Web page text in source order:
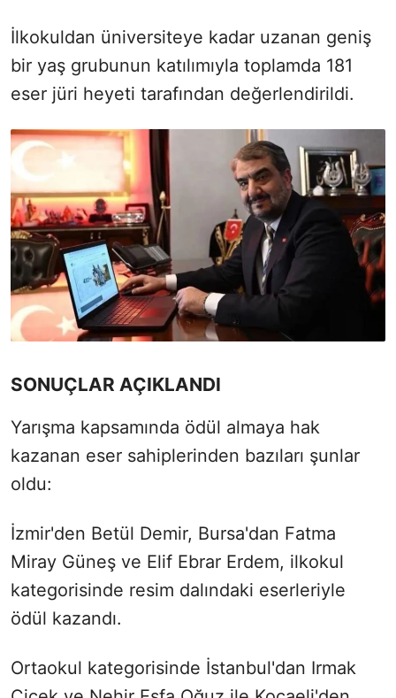
İlkokuldan üniversiteye kadar uzanan geniş
bir yaş grubunun katılımıyla toplamda 181
eser jüri heyeti tarafından değerlendirildi.
SONUÇLAR AÇIKLANDI
Yarışma kapsamında ödül almaya hak
kazanan eser sahiplerinden bazıları şunlar
oldu:
İzmir'den Betül Demir, Bursa'dan Fatma
Miray Güneş ve Elif Ebrar Erdem, ilkokul
kategorisinde resim dalındaki eserleriyle
ödül kazandı.
Ortaokul kategorisinde İstanbul'dan Irmak